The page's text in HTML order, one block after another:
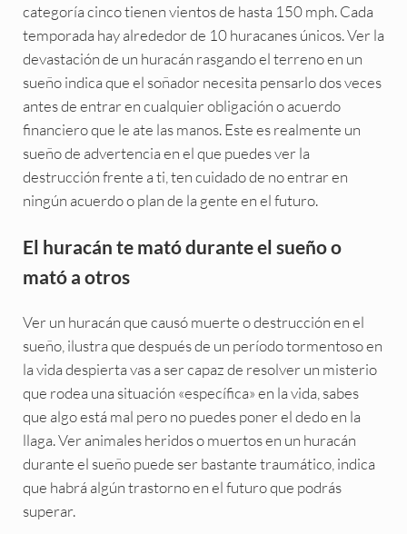
categoría cinco tienen vientos de hasta 150 mph. Cada
temporada hay alrededor de 10 huracanes únicos. Ver la
devastación de un huracán rasgando el terreno en un
sueño indica que el soñador necesita pensarlo dos veces
antes de entrar en cualquier obligación o acuerdo
financiero que le ate las manos. Este es realmente un
sueño de advertencia en el que puedes ver la
destrucción frente a ti, ten cuidado de no entrar en
ningún acuerdo o plan de la gente en el futuro.
El huracán te mató durante el sueño o
mató a otros
Ver un huracán que causó muerte o destrucción en el
sueño, ilustra que después de un período tormentoso en
la vida despierta vas a ser capaz de resolver un misterio
que rodea una situación «específica» en la vida, sabes
que algo está mal pero no puedes poner el dedo en la
llaga. Ver animales heridos o muertos en un huracán
durante el sueño puede ser bastante traumático, indica
que habrá algún trastorno en el futuro que podrás
superar.